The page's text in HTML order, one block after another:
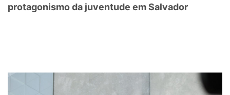
protagonismo da juventude em Salvador